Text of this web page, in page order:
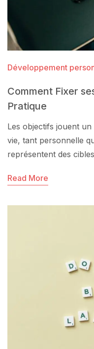
Développement
Comment Fixer
Pratique
Les objectifs jouent
vie, tant personnelle
représentent des
Read More